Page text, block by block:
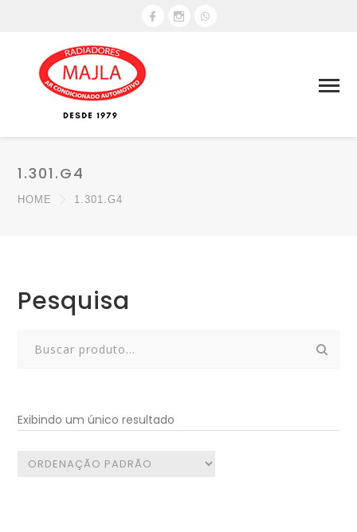
1.301.G4
HOME 1.301.G4
Pesquisa
Exibindo um único resultado